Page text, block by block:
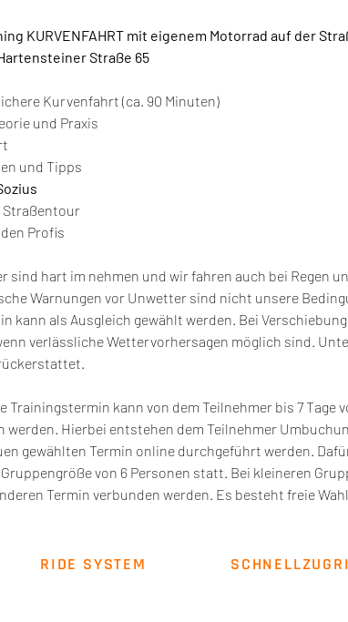
KURVENFAHRT mit eigenem Motorrad auf der
Straße 65
Kurvenfahrt (ca. 90 Minuten)
und Praxis
und Tipps
Straßentour
Profis
sind hart im nehmen und wir fahren auch bei Regen
Warnungen vor Unwetter sind nicht unsere
kann als Ausgleich gewählt werden. Bei
verlässliche Wettervorhersagen möglich sind.
Trainingstermin kann von dem Teilnehmer bis 7 Tage
Hierbei entstehen dem Teilnehmer
gewählten Termin online durchgeführt werden.
von 6 Personen statt. Bei kleineren
Termin verbunden werden. Es besteht freie
RIDE SYSTEM